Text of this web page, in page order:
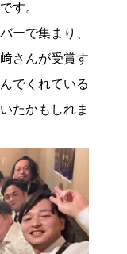
す。
ーで集まり、
さんが受賞す
でくれている
たかもしれま